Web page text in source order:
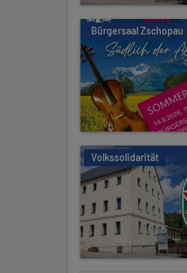
Bürgersaal Zschopau
Volkssolidarität